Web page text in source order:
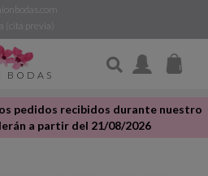
(cita previa)
BODAS
pedidos recibidos durante nuestro
a partir del 21/08/2026